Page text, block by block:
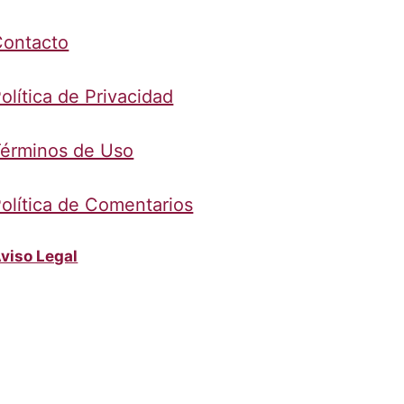
de Privacidad
de Uso
de Comentarios
Legal